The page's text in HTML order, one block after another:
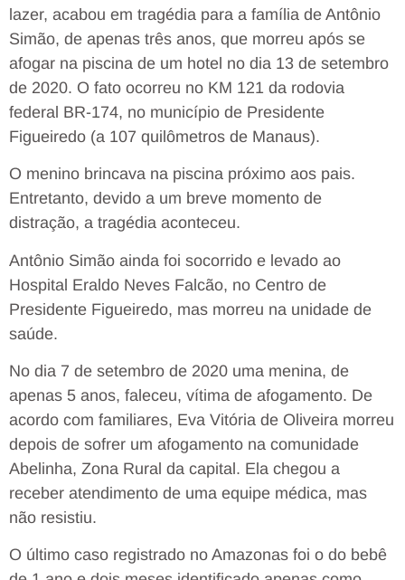
lazer, acabou em tragédia para a família de Antônio
Simão, de apenas três anos, que morreu após se
afogar na piscina de um hotel no dia 13 de setembro
de 2020. O fato ocorreu no KM 121 da rodovia
federal BR-174, no município de Presidente
Figueiredo (a 107 quilômetros de Manaus).
O menino brincava na piscina próximo aos pais.
Entretanto, devido a um breve momento de
distração, a tragédia aconteceu.
Antônio Simão ainda foi socorrido e levado ao
Hospital Eraldo Neves Falcão, no Centro de
Presidente Figueiredo, mas morreu na unidade de
saúde.
No dia 7 de setembro de 2020 uma menina, de
apenas 5 anos, faleceu, vítima de afogamento. De
acordo com familiares, Eva Vitória de Oliveira morreu
depois de sofrer um afogamento na comunidade
Abelinha, Zona Rural da capital. Ela chegou a
receber atendimento de uma equipe médica, mas
não resistiu.
O último caso registrado no Amazonas foi o do bebê